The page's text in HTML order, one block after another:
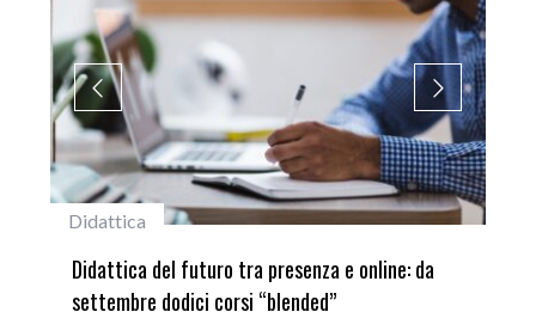
#studentiunifi
Laureata Unifi premiata nella settima edizione
del Premio “Giancarlo Guasti”